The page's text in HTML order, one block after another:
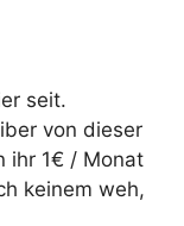
seit.
von dieser
ihr 1€ / Monat
keinem weh,